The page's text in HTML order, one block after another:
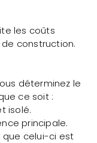
les coûts
construction.
déterminez le
ce soit :
isolé.
principale.
celui-ci est